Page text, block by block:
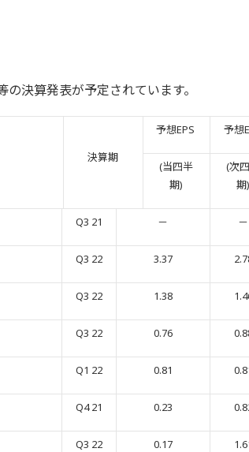
決算発表が予定されています。
決算期
予想EPS 予想
(当四半
期)
(次
期)
Q3 21 － －
Q3 22 3.37
Q3 22 1.38
Q3 22 0.76
Q1 22 0.81
Q4 21 0.23
Q3 22 0.17